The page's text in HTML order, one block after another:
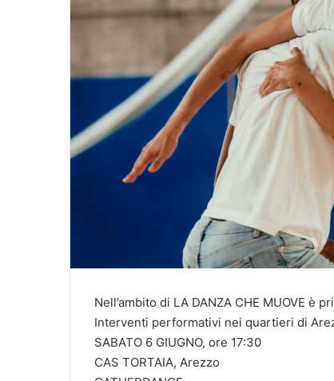
Nell’ambito di LA DANZA CHE MUOVE è
Interventi performativi nei quartieri di
SABATO 6 GIUGNO, ore 17:30
CAS TORTAIA, Arezzo